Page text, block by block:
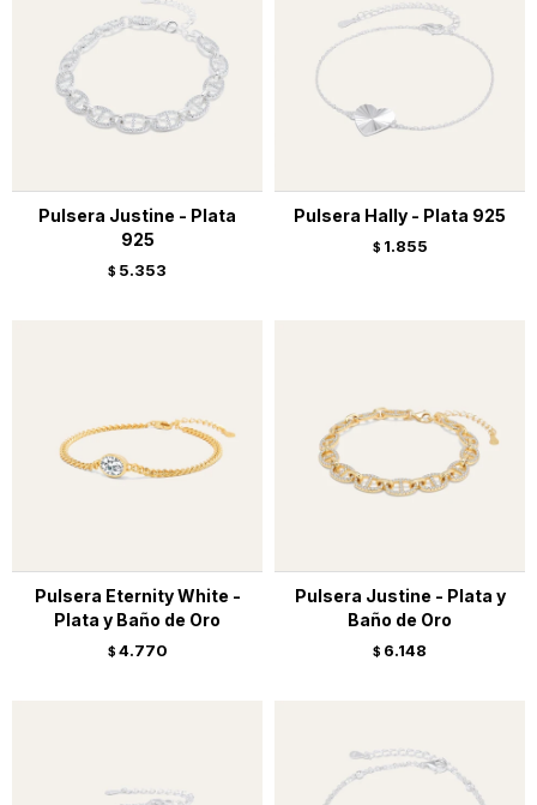
Pulsera Justine - Plata
925
$ 5.353
Pulsera Hally - Plata 925
$ 1.855
Pulsera Eternity White -
Plata y Baño de Oro
$ 4.770
Pulsera Justine - Plata y
Baño de Oro
$ 6.148